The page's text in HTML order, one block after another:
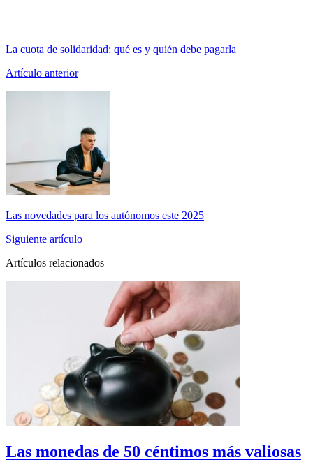
La cuota de solidaridad: qué es y quién debe pagarla
Artículo anterior
Las novedades para los autónomos este 2025
Siguiente artículo
Artículos relacionados
Las monedas de 50 céntimos más valiosas